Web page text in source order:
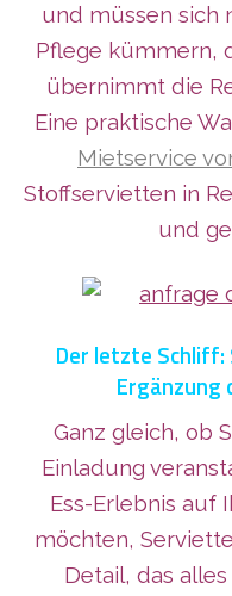
und müssen sich
Pflege kümmern,
übernimmt die
Eine praktische
Mietservice
Stoffservietten in
und
Der letzte
Ganz gleich, ob
Einladung
Ess-Erlebnis auf
möchten,
Detail, das